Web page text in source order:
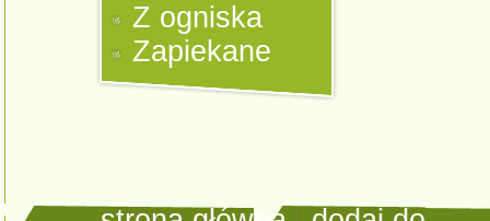
Z ogniska
Zapiekane